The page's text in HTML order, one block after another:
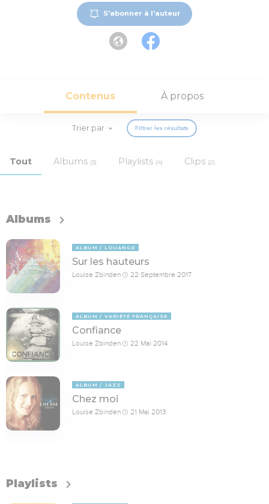
S'abonner à l'auteur
Contenus À propos
Trier par Filtrer les résultats
Tout Albums (3) Playlists (4) Clips (2)
Albums
ALBUM LOUANGE
Sur les hauteurs
Louise Zbinden 22 Septembre 2017
ALBUM VARIÉTÉ FRANÇAISE
Confiance
Louise Zbinden 22 Mai 2014
ALBUM JAZZ
Chez moi
Louise Zbinden 21 Mai 2013
Playlists